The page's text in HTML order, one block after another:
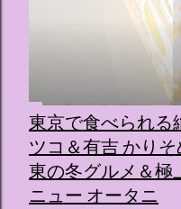
東京で食べられる
ツコ＆有吉 かり
東の冬グルメ＆極
ニュー オータニ